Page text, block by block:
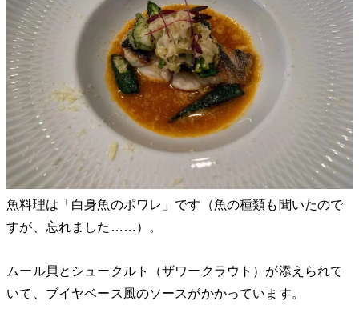
魚料理は「白身魚のポワレ」です（魚の種類も聞いたので
すが、忘れました……）。
ムール貝とシュークルト（ザワークラウト）が添えられて
いて、ブイヤベース風のソースがかかっています。